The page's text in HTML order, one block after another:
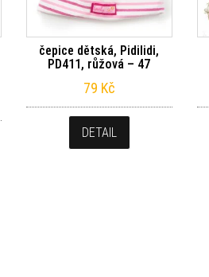
čepice dětská, Pidilidi,
PD411, růžová – 47
79 Kč
DETAIL